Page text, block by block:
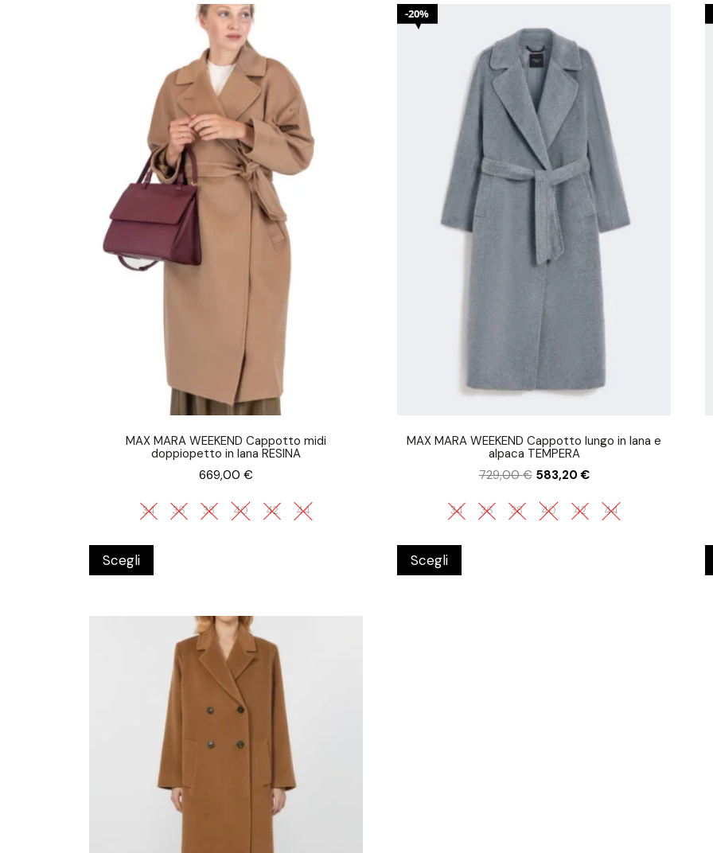
MAX MARA WEEKEND Cappotto midi
doppiopetto in lana RESINA
669,00€
34 36 38 40 42 44
Scegli
20%
MAX MARA WEEKEND Cappotto lungo in lana e
alpaca TEMPERA
729,00€ 583,20€
34 36 38 40 42 44
Scegli